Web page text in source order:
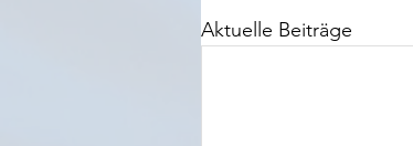
Aktuelle Beiträge